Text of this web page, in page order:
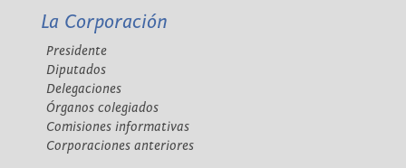
La Corporación
Presidente
Diputados
Delegaciones
Órganos colegiados
Comisiones informativas
Corporaciones anteriores